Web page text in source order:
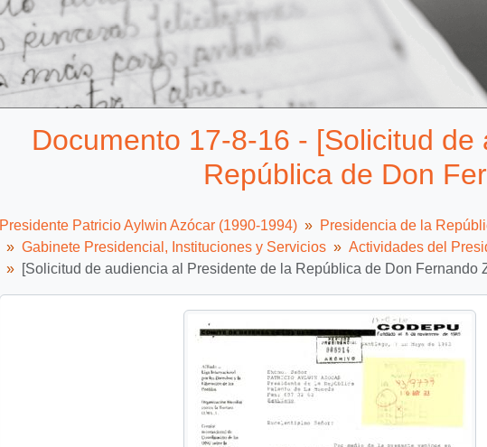
Documento 17-8-16 - [Solicitud
República de Don
Presidente Patricio Aylwin Azócar (1990-1994)
Presidencia de la
Gabinete Presidencial, Instituciones y Servicios
Actividades del
[Solicitud de audiencia al Presidente de la República de Don Fernando